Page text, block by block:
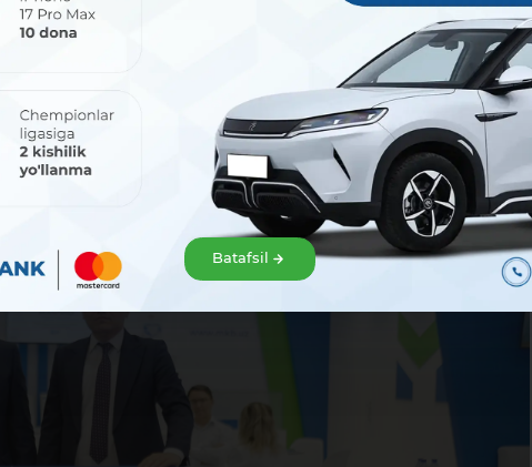
насыщенная, и MKBANK представляет свои проекты и
MKBANK также принимает участие в переговорах
Это, безусловно, послужит дальнейшему укреплению
арене.
Batafsil